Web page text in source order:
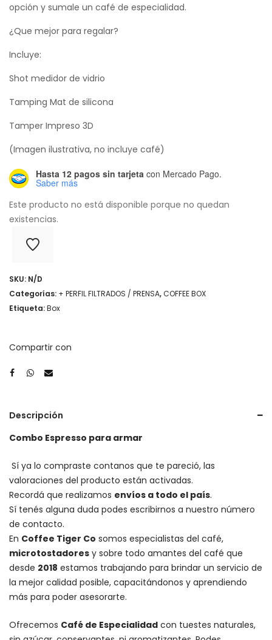
opción y sumale un café de especialidad.
¿Que mejor para regalar?
Incluye:
Shot medidor de vidrio
Tamping Mat de silicona
Tamper Impreso 3D
(Imagen ilustrativa, no incluye café)
Hasta 12 pagos sin tarjeta con Mercado Pago.
Saber más
Este producto no está disponible porque no quedan
existencias.
SKU: N/D
Categorías: + PERFIL FILTRADOS / PRENSA,COFFEE BOX
Etiqueta:Box
Compartir con
Descripción
Combo Espresso para armar
Sí ya lo compraste contanos que te pareció, las
valoraciones del producto están activadas.
Recordá que realizamos envíos a todo el país.
Sí tenés alguna duda podes escribirnos a nuestro número
de contacto.
En Coffee Tiger Co somos especialistas del café,
microtostadores y sobre todo amantes del café que
desde 2018 estamos trabajando para brindar un servicio de
la mejor calidad posible, capacitándonos y aprendiendo
más para poder asesorarte.
Ofrecemos Café de Especialidad con tuestes naturales,